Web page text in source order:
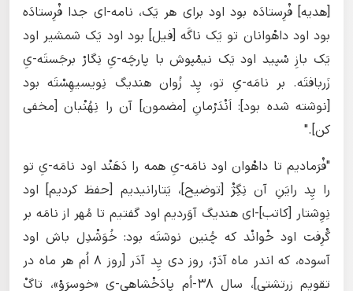
[هدیه] فْرِستادَه بود اود برای هر یَک، نامه-ای جدا فْرِستادَه
بود اود داهْوانان تو یَک ناگَه [فیل] بود اود یَک شمشیر اود
یَک بازِ سْپید اود یَک نیمْپوش‌ با پارچَه-یِ نِگارْ برجَستَه-یِ
زَربافتَه. بر نامَه-یِ تو، پِد زُوان هندیگ نِویسیهِسْتَه بود
[نوشته شده بود]: اَنْدَرْمانِ [مضمون] آن را نِهُنْبان [مخفی
کن]."
"فْرَمادیم تا داهْوان اود نامَه-یِ همه را دَهَنْد اود نامَه-یِ تو
را پِد رایَنِ آن نِگِژْ [توضیح]، یَتارانیدیم [حفظ کردیم] اود
نِوِشتار [کاتب]-ای هندیگ آوَردیم اود گفتیم تا مُهر از نامَه بر
گْرِفت اود خْوانْد که چُنین نوشتَه بود: خُوَشْدِل باش اود
آسوده، که اندر ماه آدَرْ، روز دی پِد آدَر [روز ۸ اُم هر ماه در
تقویم زرتشتی]، سال ۳۸-اُم پادَخْشاهی-یِ «خوسرَوْ»، تاگْ